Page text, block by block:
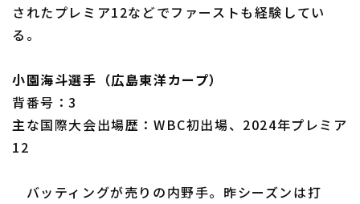
されたプレミア12などでファーストも経験してい
る。
小園海斗選手（広島東洋カープ）
背番号：3
主な国際大会出場歴：WBC初出場、2024年プレミア
12
バッティングが売りの内野手。昨シーズンは打